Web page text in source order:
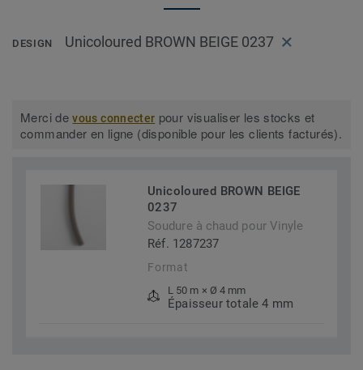
DESIGN Unicoloured BROWN BEIGE 0237
Merci devous connecter pour visualiser les stocks et
commander en ligne (disponible pour les clients facturés).
Unicoloured BROWN BEIGE
0237
Soudure à chaud pour Vinyle
Réf. 1287237
Format
L 50 m × Ø 4 mm
Épaisseur totale 4 mm